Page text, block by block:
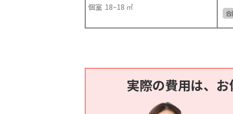
個室 18~18 ㎡
実際の費用は、